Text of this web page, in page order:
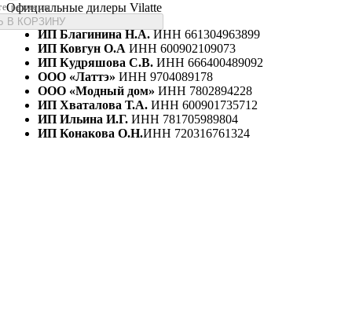
размеры
В КОРЗИНУ
Официальные дилеры Vilatte
ИП Благинина Н.А.ИНН 661304963899
ИП Ковгун О.А ИНН 600902109073
ИП Кудряшова С.В. ИНН 666400489092
ООО «Латтэ» ИНН 9704089178
ООО «Модный дом» ИНН 7802894228
ИП Хваталова Т.А. ИНН 600901735712
ИП Ильина И.Г. ИНН 781705989804
ИП Конакова О.Н.ИНН 720316761324